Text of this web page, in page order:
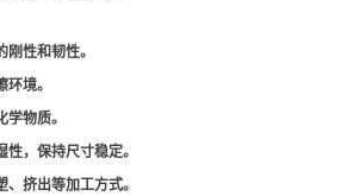
刚性和韧性。
环境。
学物质。
性，保持尺寸稳定。
、挤出等加工方式。